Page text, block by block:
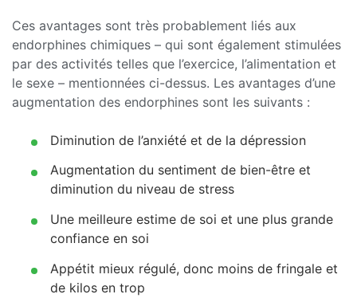
Ces avantages sont très probablement liés aux
endorphines chimiques – qui sont également stimulées
par des activités telles que l’exercice, l’alimentation et
le sexe – mentionnées ci-dessus. Les avantages d’une
augmentation des endorphines sont les suivants :
Diminution de l’anxiété et de la dépression
Augmentation du sentiment de bien-être et
diminution du niveau de stress
Une meilleure estime de soi et une plus grande
confiance en soi
Appétit mieux régulé, donc moins de fringale et
de kilos en trop